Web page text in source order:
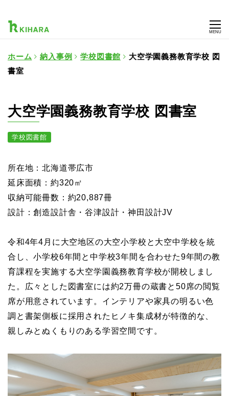
MENU
ホーム 納入事例 学校図書館
大空学園義務教育学校 図
書室
大空学園義務教育学校 図書室
学校図書館
所在地：北海道帯広市
延床面積：約320㎡
収納可能冊数：約20,887冊
設計：創造設計舎・谷津設計・神田設計JV
令和4年4月に大空地区の大空小学校と大空中学校を統
合し、小学校6年間と中学校3年間を合わせた9年間の教
育課程を実施する大空学園義務教育学校が開校しまし
た。広々とした図書室には約2万冊の蔵書と50席の閲覧
席が用意されています。インテリアや家具の明るい色
調と書架側板に採用されたヒノキ集成材が特徴的な、
親しみとぬくもりのある学習空間です。